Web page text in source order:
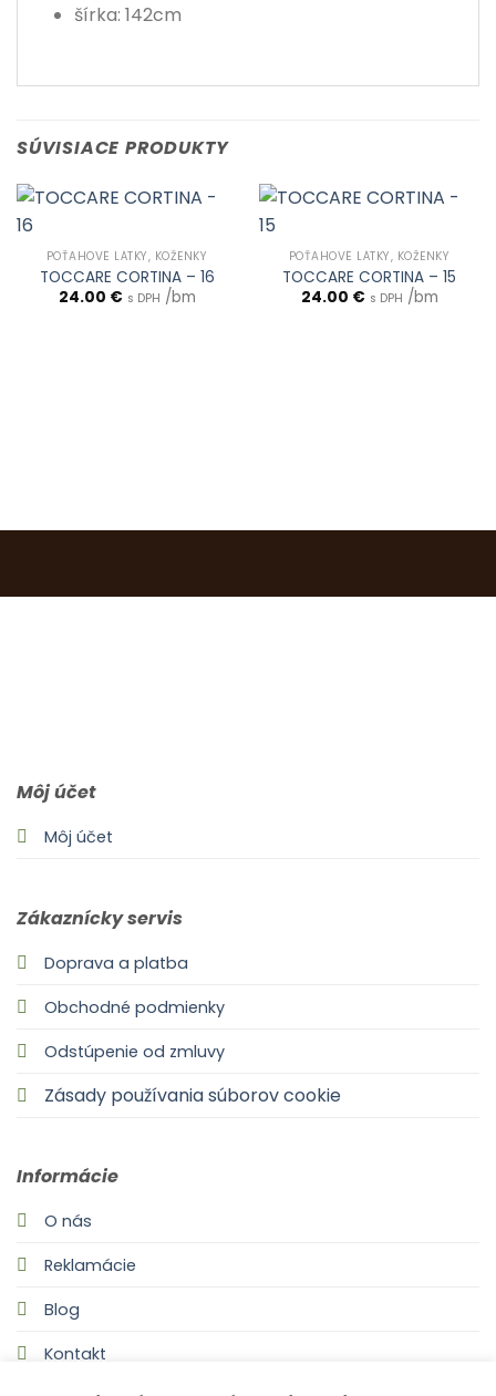
šírka: 142cm
SÚVISIACE PRODUKTY
POŤAHOVÉ LÁTKY, KOŽENKY
TOCCARE CORTINA – 16
24.00 € s DPH /bm
POŤAHOVÉ LÁTKY, KOŽENKY
TOCCARE CORTINA – 15
24.00 € s DPH /bm
Môj účet
Môj účet
Zákaznícky servis
Doprava a platba
Obchodné podmienky
Odstúpenie od zmluvy
Zásady používania súborov cookie
Informácie
O nás
Reklamácie
Blog
Kontakt